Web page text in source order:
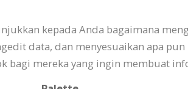
kepada Anda bagaimana
data, dan menyesuaikan apa
bagi mereka yang ingin membuat